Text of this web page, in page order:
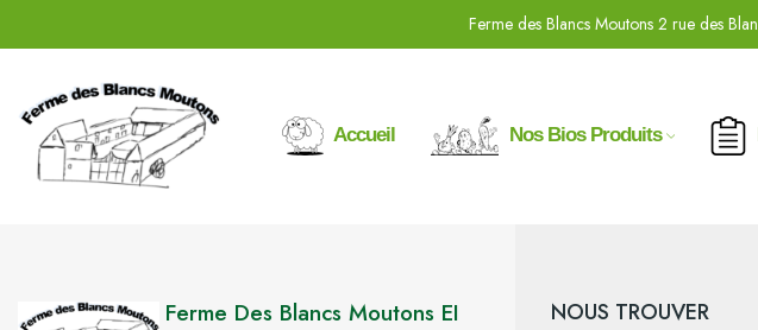
Ferme des Blancs Moutons 2 rue des
Accueil Nos Bios Produits
Ferme Des Blancs Moutons EI NOUS TROUVER